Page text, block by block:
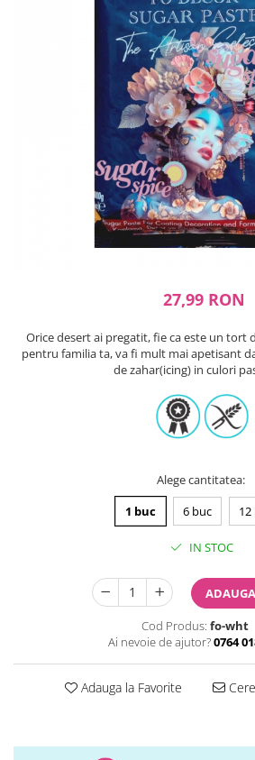
Ustensile ciocolata
AMBALARE & PREZENTARE
Cakepops - Acadele
Praline - Bomboane
Eclair - Macarons
Forme pentru copt
Candybar - Catering
Decoratiuni din zahar
Decoratiuni din ciocolata
Role pentru colorat
Articole party
Toppere prajituri
27,99 RON
Orice desert ai pregatit, fie ca este un tort
pentru familia ta, va fi mult mai apetisant
de zahar(icing) in culori
Alege cantitatea:
1 buc
6 buc
IN STOC
Cod Produs: fo-wht
Ai nevoie de ajutor?0764
Adauga la Favorite